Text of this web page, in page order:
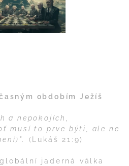
obdobím Ježíš
a nepokojích,
musí to prve býti, ale ne
(Lukáš 21:9)
jaderná válka